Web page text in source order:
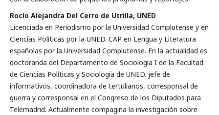
Rocío Alejandra Del Cerro de Utrilla, UNED
Licenciada en Periodismo por la Universidad Complutense y en
Ciencias Políticas por la UNED. CAP en Lengua y Literatura
españolas por la Universidad Complutense. En la actualidad es
doctoranda del Departamento de Sociología I de la Facultad
de Ciencias Políticas y Sociología de UNED. jefe de
informativos, coordinadora de tertulianos, corresponsal de
guerra y corresponsal en el Congreso de los Diputados para
Telemadrid. Actualmente compagina la investigación sobre